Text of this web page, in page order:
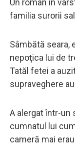
familia surorii
Sâmbătă seara,
nepoţica lui de
Tatăl fetei a
supraveghere
A alergat într-un
cumnatul lui
cameră mai